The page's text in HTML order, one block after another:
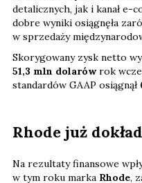
detalicznych, jak i kanał e-
dobre wyniki osiągnęła
w sprzedaży
Skorygowany zysk netto
51,3 mln dolarówrok
standardów GAAP osiągnął
Rhode już
Na rezultaty finansowe
w tym roku marka Rhode,